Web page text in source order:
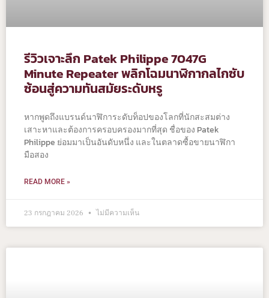
รีวิวเจาะลึก Patek Philippe 7047G
Minute Repeater พลิกโฉมนาฬิกากลไกซับ
ซ้อนสู่ความทันสมัยระดับหรู
หากพูดถึงแบรนด์นาฬิการะดับท็อปของโลกที่นักสะสมต่าง
เสาะหาและต้องการครอบครองมากที่สุด ชื่อของ Patek
Philippe ย่อมมาเป็นอันดับหนึ่ง และในตลาดซื้อขายนาฬิกา
มือสอง
READ MORE »
23 กรกฎาคม 2026 ไม่มีความเห็น